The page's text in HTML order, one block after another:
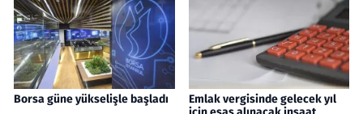
Borsa güne yükselişle başladı
Emlak vergisinde gelecek yıl